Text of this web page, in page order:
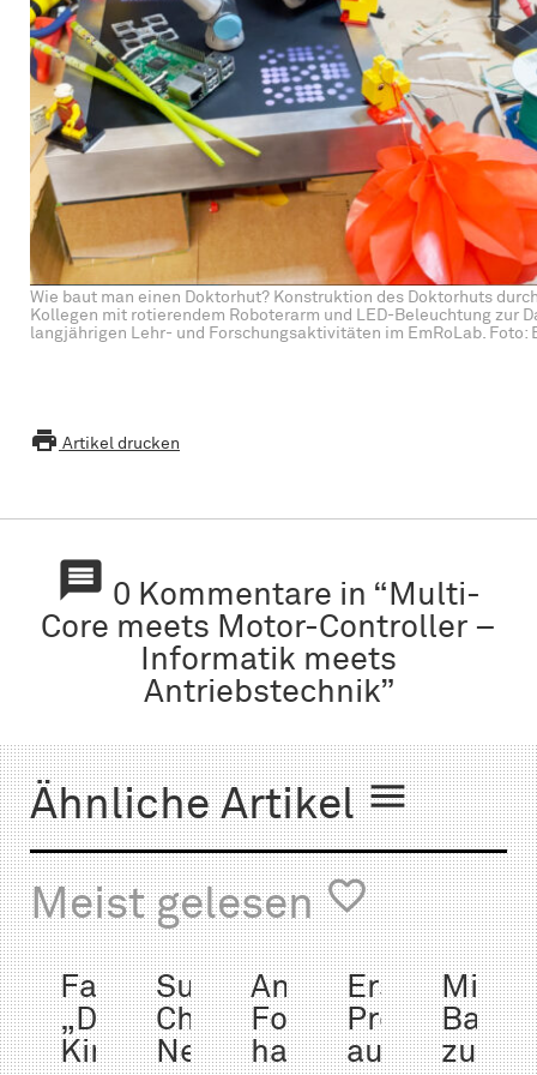
Wie baut man einen Doktorhut? Konstruktion des Doktorhuts
Kollegen mit rotierendem Roboterarm und LED-Beleuchtung zur
langjährigen Lehr- und Forschungsaktivitäten im EmRoLab. Foto:
 Artikel drucken
 0 Kommentare in “Multi-
Core meets Motor-Controller –
Informatik meets
Antriebstechnik”
Ähnliche Artikel
Meist gelesen
Fachtag
„Digitale
Kindheit
Supply
Chain
Network
Angewandte
Forschung
hautnah:
Erste
Promotion
auf
Barke
zu